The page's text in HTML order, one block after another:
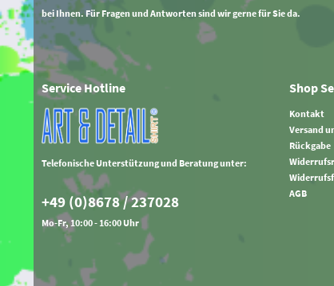
bei Ihnen. Für Fragen und Antworten sind wir gerne für Sie da.
Service Hotline
Telefonische Unterstützung und Beratung unter:
+49 (0)8678 / 237028
Mo-Fr, 10:00 - 16:00 Uhr
Shop
Kontakt
Versand
Rückgabe
AGB